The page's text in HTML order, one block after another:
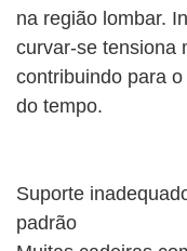
na região lombar.
curvar-se tensiona
contribuindo para
do tempo.
Suporte
padrão